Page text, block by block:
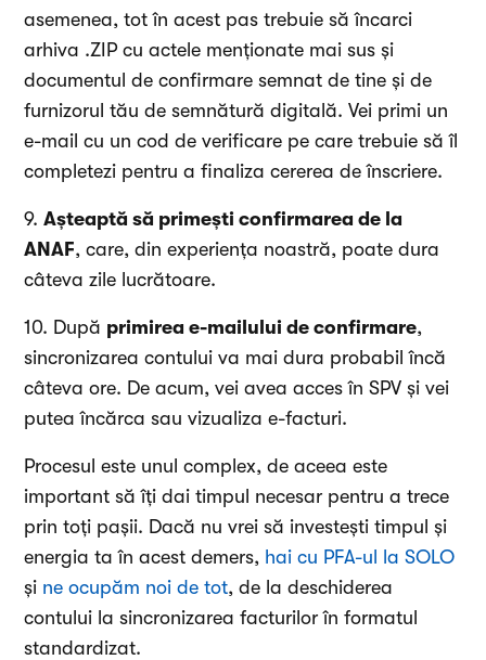
asemenea, tot în acest pas trebuie să încarci
arhiva .ZIP cu actele menționate mai sus și
documentul de confirmare semnat de tine și de
furnizorul tău de semnătură digitală. Vei primi un
e-mail cu un cod de verificare pe care trebuie să îl
completezi pentru a finaliza cererea de înscriere.
9.Așteaptă să primești confirmarea de la
ANAF, care, din experiența noastră, poate dura
câteva zile lucrătoare.
10. După primirea e-mailului de confirmare,
sincronizarea contului va mai dura probabil încă
câteva ore. De acum, vei avea acces în SPV și vei
putea încărca sau vizualiza e-facturi.
Procesul este unul complex, de aceea este
important să îți dai timpul necesar pentru a trece
prin toți pașii. Dacă nu vrei să investești timpul și
energia ta în acest demers, hai cu PFA-ul la SOLO
și ne ocupăm noi de tot, de la deschiderea
contului la sincronizarea facturilor în formatul
standardizat.